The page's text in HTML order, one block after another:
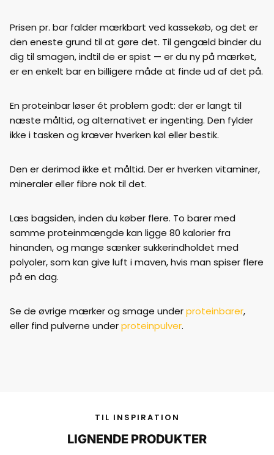
Prisen pr. bar falder mærkbart ved kassekøb, og det er
den eneste grund til at gøre det. Til gengæld binder du
dig til smagen, indtil de er spist — er du ny på mærket,
er en enkelt bar en billigere måde at finde ud af det på.
En proteinbar løser ét problem godt: der er langt til
næste måltid, og alternativet er ingenting. Den fylder
ikke i tasken og kræver hverken køl eller bestik.
Den er derimod ikke et måltid. Der er hverken vitaminer,
mineraler eller fibre nok til det.
Læs bagsiden, inden du køber flere. To barer med
samme proteinmængde kan ligge 80 kalorier fra
hinanden, og mange sænker sukkerindholdet med
polyoler, som kan give luft i maven, hvis man spiser flere
på en dag.
Se de øvrige mærker og smage underproteinbarer,
eller find pulverne underproteinpulver.
TIL INSPIRATION
LIGNENDE PRODUKTER